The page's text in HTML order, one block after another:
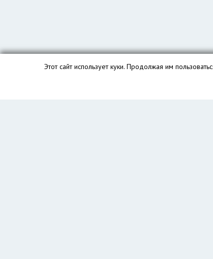
Этот сайт использует куки. Продолжая им